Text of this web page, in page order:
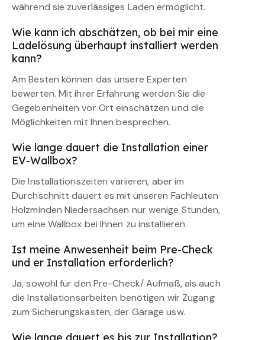
während sie zuverlässiges Laden ermöglicht.
Wie kann ich abschätzen, ob bei mir eine
Ladelösung überhaupt installiert werden
kann?
Am Besten können das unsere Experten
bewerten. Mit ihrer Erfahrung werden Sie die
Gegebenheiten vor Ort einschätzen und die
Möglichkeiten mit Ihnen besprechen.
Wie lange dauert die Installation einer
EV-Wallbox?
Die Installationszeiten variieren, aber im
Durchschnitt dauert es mit unseren Fachleuten
Holzminden Niedersachsen nur wenige Stunden,
um eine Wallbox bei Ihnen zu installieren.
Ist meine Anwesenheit beim Pre-Check
und er Installation erforderlich?
Ja, sowohl für den Pre-Check/ Aufmaß, als auch
die Installationsarbeiten benötigen wir Zugang
zum Sicherungskasten, der Garage usw.